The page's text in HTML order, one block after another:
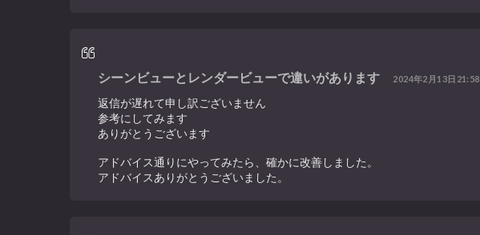
シーンビューとレンダービューで違いがあります 2024年2月13日21:58
返信が遅れて申し訳ございません
参考にしてみます
ありがとうございます
アドバイス通りにやってみたら、確かに改善しました。
アドバイスありがとうございました。